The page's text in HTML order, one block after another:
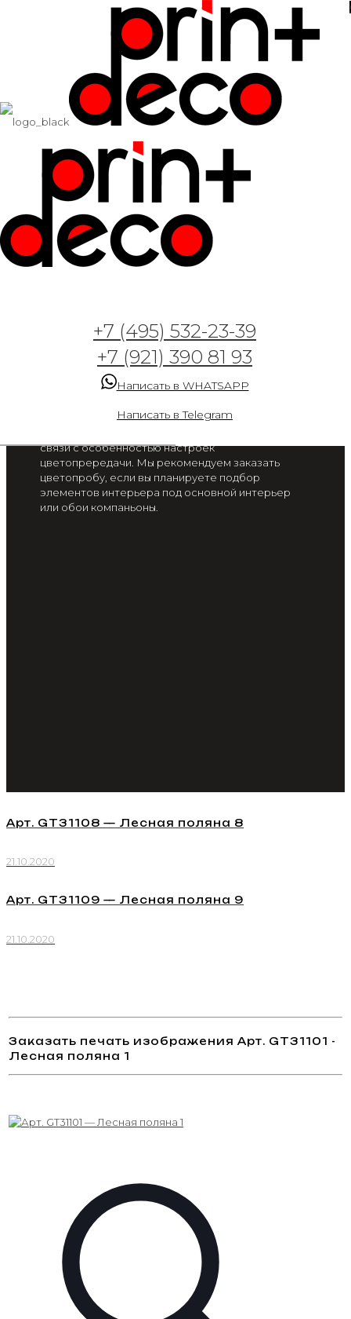
+7 (495) 532-23-39
+7 (921) 390 81 93
Написать в WHATSAPP
Написать в Telegram
Арт. GT31101 — Лесная
поляна 1
от 2 300 руб. / м2
Цвет на экране вашего смартфона или монитора
связи с особенностью настроек
цветопрередачи. Мы рекомендуем заказать
цветопробу, если вы планируете подбор
элементов интерьера под основной интерьер
или обои компаньоны.
Арт. GT31108 — Лесная поляна 8
21.10.2020
Арт. GT31109 — Лесная поляна 9
21.10.2020
Заказать печать изображения Арт. GT31101 -
Лесная поляна 1